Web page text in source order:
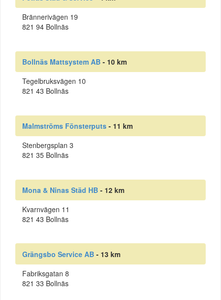
Brännerivägen 19
821 94 Bollnäs
Bollnäs Mattsystem AB - 10 km
Tegelbruksvägen 10
821 43 Bollnäs
Malmströms Fönsterputs - 11 km
Stenbergsplan 3
821 35 Bollnäs
Mona & Ninas Städ HB - 12 km
Kvarnvägen 11
821 43 Bollnäs
Grängsbo Service AB - 13 km
Fabriksgatan 8
821 33 Bollnäs